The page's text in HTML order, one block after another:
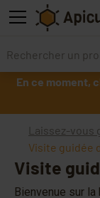
Skip to main content
En ce moment,
Laissez-vous
Visite guidée
Visite
Bienvenue sur